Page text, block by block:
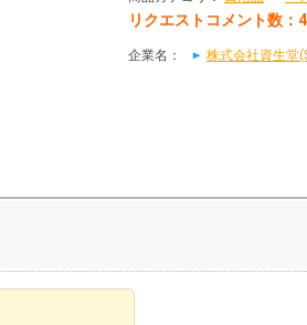
リクエストコメント数：
企業名： 株式会社資生堂